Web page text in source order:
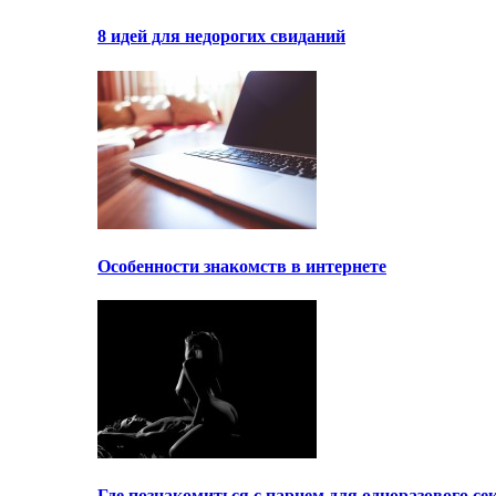
8 идей для недорогих свиданий
Особенности знакомств в интернете